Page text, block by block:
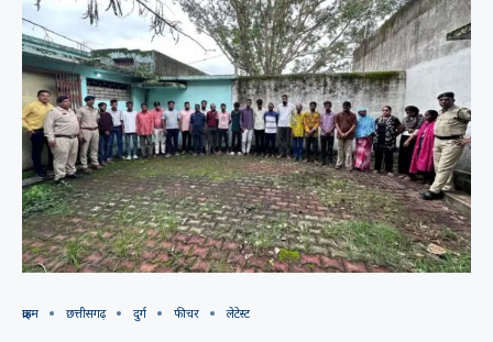
क्राइम छत्तीसगढ़ दुर्ग फीचर लेटेस्ट